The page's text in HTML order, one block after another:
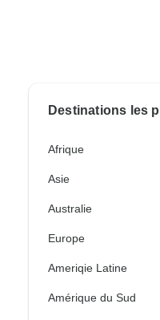
Destinations les
Afrique
Asie
Australie
Europe
Ameriqie Latine
Amérique du Sud